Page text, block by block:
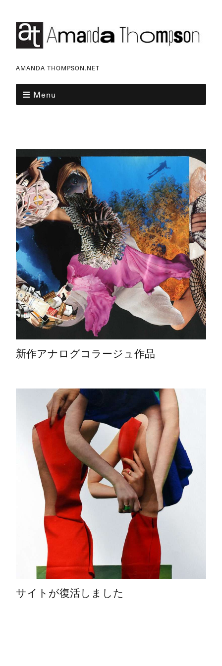
AMANDA THOMPSON.NET
Menu
新作アナログコラージュ作品
サイトが復活しました